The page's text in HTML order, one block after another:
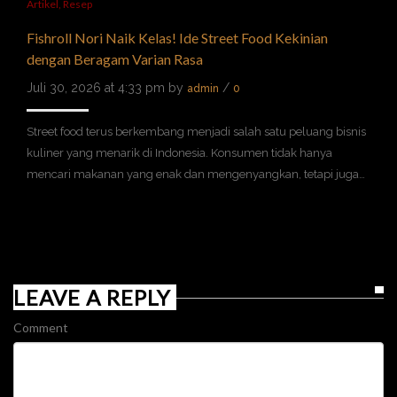
Artikel Resep
Fishroll Nori Naik Kelas! Ide Street Food Kekinian
dengan Beragam Varian Rasa
Juli 30, 2026 at 4:33 pm by admin / 0
Street food terus berkembang menjadi salah satu peluang bisnis
kuliner yang menarik di Indonesia. Konsumen tidak hanya
mencari makanan yang enak dan mengenyangkan, tetapi juga…
LEAVE A REPLY
Comment